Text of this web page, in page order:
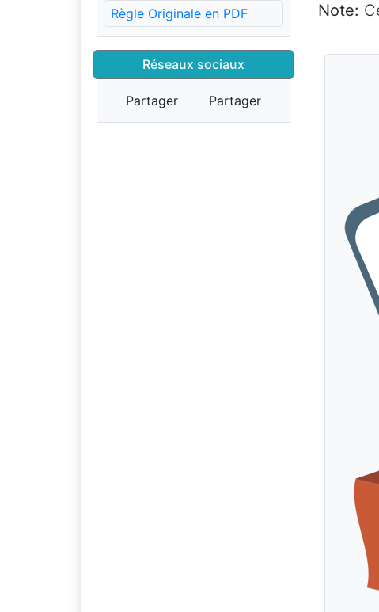
Règle Originale en PDF
Réseaux sociaux
Partager Partager
Note: